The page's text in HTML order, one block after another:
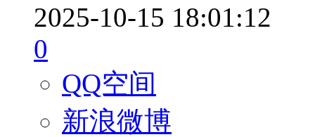
2025-10-15 18:01:12
0
QQ空间
新浪微博